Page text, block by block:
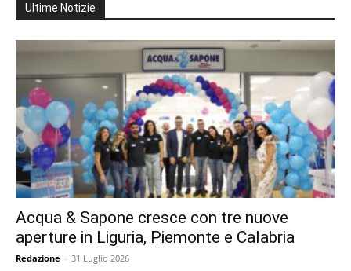
Ultime Notizie
Acqua & Sapone cresce con tre nuove
aperture in Liguria, Piemonte e Calabria
Redazione - 31 Luglio 2026